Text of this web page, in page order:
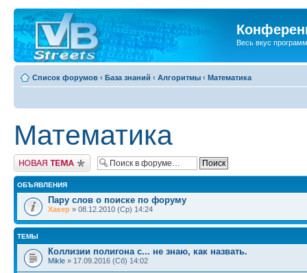
Весь вкус
Список форумов ‹ База знаний ‹ Алгоритмы ‹ Математика
Математика
Новая тема
ОБЪЯВЛЕНИЯ
Пару слов о поиске по форуму
Хакер » 08.12.2010 (Ср) 14:24
ТЕМЫ
Коллизии полигона с... не знаю, как назвать.
Mikle » 17.09.2016 (Сб) 14:02